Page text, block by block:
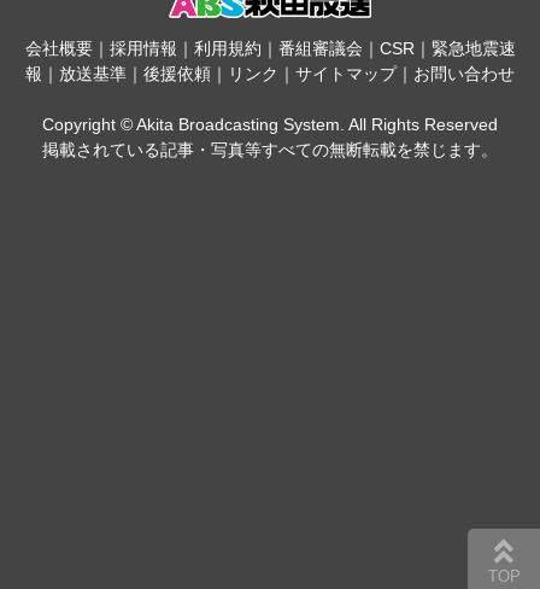
会社概要｜ 採用情報 ｜ 利用規約 ｜ 番組審議会 ｜ CSR｜ 緊急地震速
報 ｜ 放送基準 ｜ 後援依頼 ｜ リンク ｜ サイトマップ｜ お問い合わせ
Copyright © Akita Broadcasting System. All Rights Reserved
掲載されている記事・写真等すべての無断転載を禁じます。